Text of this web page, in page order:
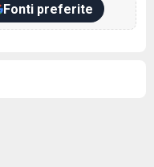
Fonti preferite